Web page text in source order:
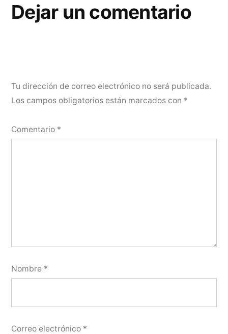
Dejar un comentario
Tu dirección de correo electrónico no será publicada.
Los campos obligatorios están marcados con *
Comentario *
Nombre *
Correo electrónico *